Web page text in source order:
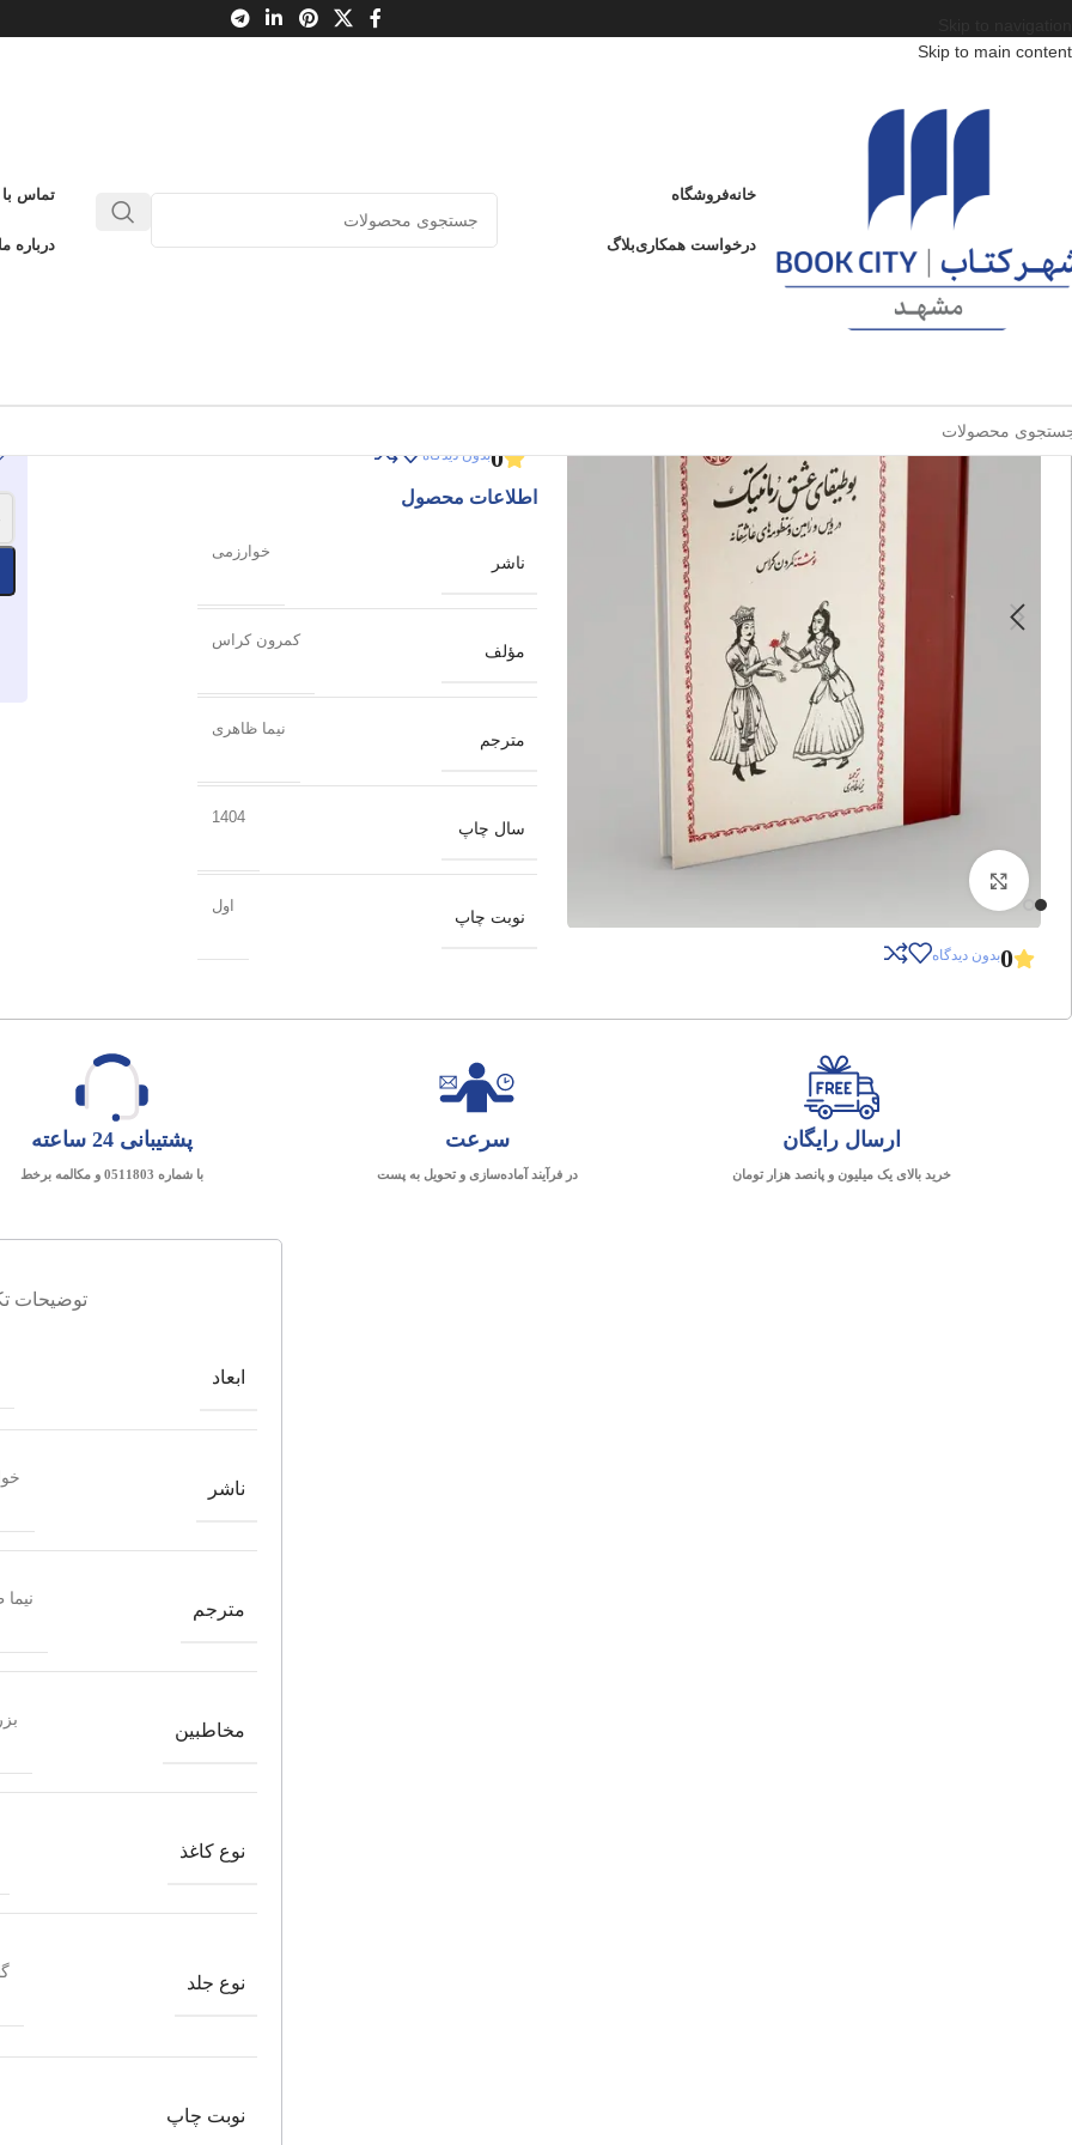
Skip to main content
خانهفروشگاه
درخواست همکاریبلاگ
تماس با
درباره ما
محصولات / کتاب بزرگسال
در ویس و رامین و منظومه های عاشقانه
0بدون دیدگاه
0بدون دیدگاه
اطلاعات محصول
ناشر
خوارزمی
مؤلف
کمرون کراس
مترجم
نیما ظاهری
سال چاپ
1404
نوبت چاپ
اول
ارسال رایگان
خرید بالای یک میلیون و پانصد هزار تومان
سرعت
در فرآیند آماده‌سازی و تحویل به پست
پشتیبانی 24 ساعته
با شماره 0511803 و مکالمه برخط
توضیحات
ابعاد
ناشر
مترجم
مخاطبین
نوع کاغذ
نوع جلد
نوبت چاپ